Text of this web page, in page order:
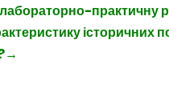
практичну
історичних